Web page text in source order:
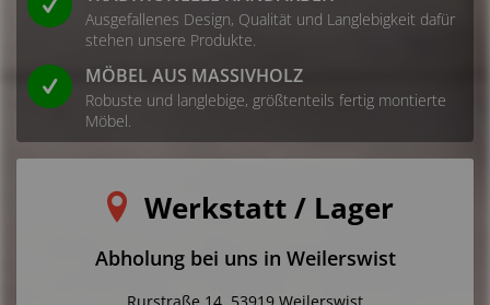
53919 Weilerswist
E-Mail: service@indoortrend.com
Sicherheitshinweis:
1. Bestimmungsgemäße Verwendung
in Innenräumen vorgesehen. Eine Nutzung im
Außenbereich oder im gewerblichen Umfeld ist nicht
Ausgefallenes Design, Qualität und Langlebigkeit dafür
stehen unsere Produkte.
MÖBEL AUS MASSIVHOLZ
Robuste und langlebige, größtenteils fertig montierte
Möbel.
Werkstatt / Lager
Abholung bei uns in Weilerswist